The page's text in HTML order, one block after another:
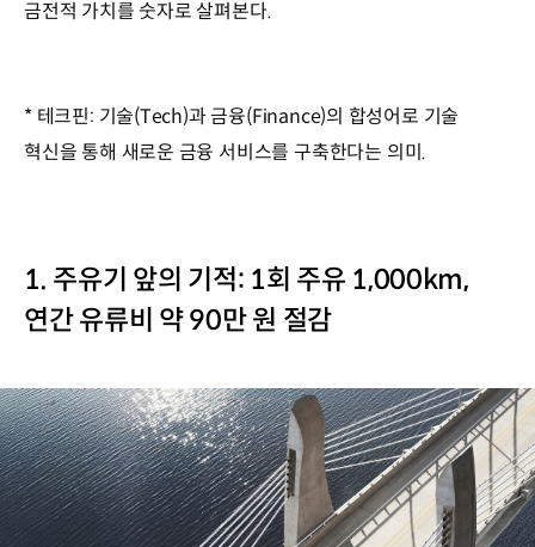
금전적 가치를 숫자로 살펴본다.
* 테크핀: 기술(Tech)과 금융(Finance)의 합성어로 기술
혁신을 통해 새로운 금융 서비스를 구축한다는 의미.
1. 주유기 앞의 기적: 1회 주유 1,000km,
연간 유류비 약 90만 원 절감